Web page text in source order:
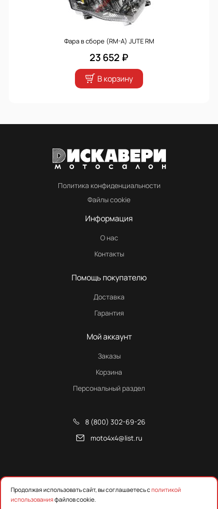
Фара в сборе (RM-A) JUTE RM
23 652 ₽
В корзину
Политика конфиденциальности
Файлы cookie
Информация
О нас
Контакты
Помощь покупателю
Доставка
Гарантия
Мой аккаунт
Заказы
Корзина
Персональный раздел
8 (800) 302-69-26
moto4x4@list.ru
Снегоходы, квадроциклы и запчасти от Русской Механики
Предложения на сайте не являются публичной офертой.
Продолжая использовать сайт, вы соглашаетесь сполитикой
использованияфайлов cookie.